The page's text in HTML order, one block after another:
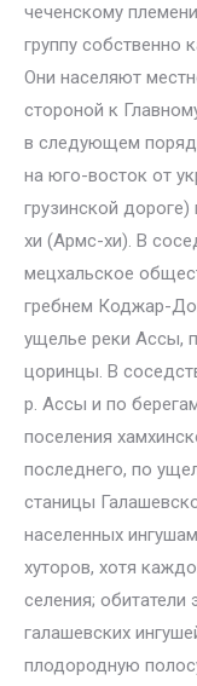
чеченскому
группу собственно
Они населяют
стороной к
в следующем
на юго-восток от
грузинской
хи (Армс-хи). В
мецхальское
гребнем Коджар-
ущелье реки Ассы,
цоринцы. В
р. Ассы и по
поселения
последнего, по
станицы
населенных
хуторов, хотя
селения; обитатели
галашевских
плодородную